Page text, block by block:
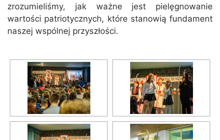
zrozumieliśmy, jak ważne jest pielęgnowanie
wartości patriotycznych, które stanowią fundament
naszej wspólnej przyszłości.